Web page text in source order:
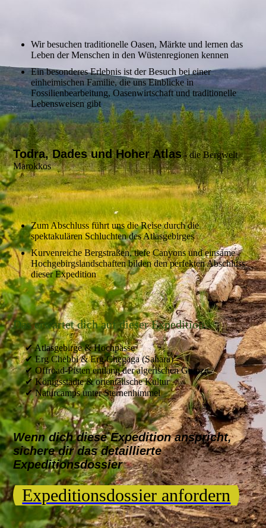
Wir besuchen traditionelle Oasen, Märkte und lernen das
Leben der Menschen in den Wüstenregionen kennen
Ein besonderes Erlebnis ist der Besuch bei einer
einheimischen Familie, die uns Einblicke in
Fossilienbearbeitung, Oasenwirtschaft und traditionelle
Lebensweisen gibt
Todra, Dades und Hoher Atlas- die Bergwelt
Marokkos
Zum Abschluss führt uns die Reise durch die
spektakulären Schluchten des Atlasgebirges
Kurvenreiche Bergstraßen, tiefe Canyons und einsame
Hochgebirgslandschaften bilden den perfekten Abschluss
dieser Expedition
Das erwartet dich auf dieser Expedition:
✔ Atlasgebirge & Hochpässe
✔ Erg Chebbi & Erg Chegaga (Sahara)
✔ Offroad-Pisten entlang der algerischen Grenze
✔ Königsstädte & orientalische Kultur
✔ Naturcamps unter Sternenhimmel
Wenn dich diese Expedition anspricht,
sichere dir das detaillierte
Expeditionsdossier
Expeditionsdossier anfordern